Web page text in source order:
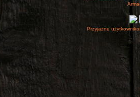
Przyjazne